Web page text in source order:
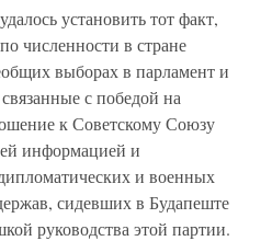
установить тот факт,
численности в стране
выборах в парламент и
с победой на
к Советскому Союзу
информацией и
и военных
сидевших в Будапеште
руководства этой партии.